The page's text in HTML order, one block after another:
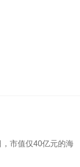
，市值仅40亿元的海